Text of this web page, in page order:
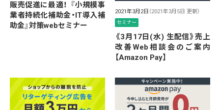
販売促進に最適！ 『小規模事
業者持続化補助金・IT導入補
助金』対策webセミナー
2021年3月2日 （2021年3月5日 更新）
セミナー
《3月17日(水) 生配信》売上
改善Web相談会のご案内
【Amazon Pay】